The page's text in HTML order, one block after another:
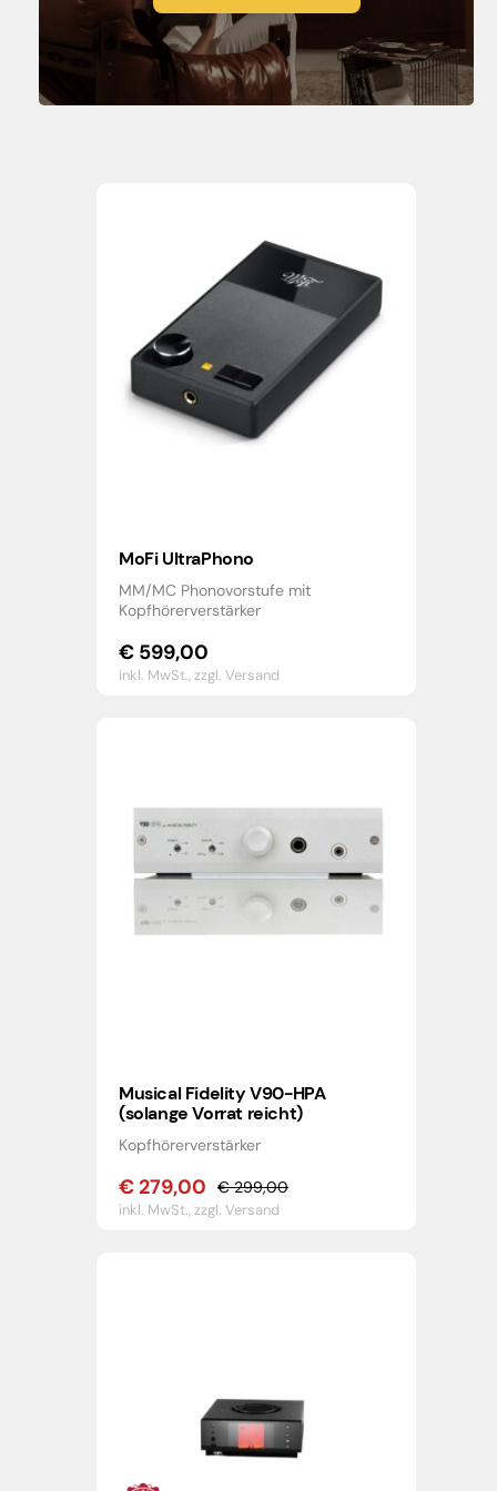
MoFi UltraPhono
MM/MC Phonovorstufe mit
Kopfhörerverstärker
€ 599,00
inkl. MwSt.,zzgl. Versand
Musical Fidelity V90-HPA
(solange Vorrat reicht)
Kopfhörerverstärker
€299,00
Ursprünglicher
Preis
€ 279,00
Aktueller
Preis
inkl. MwSt.,zzgl. Versand